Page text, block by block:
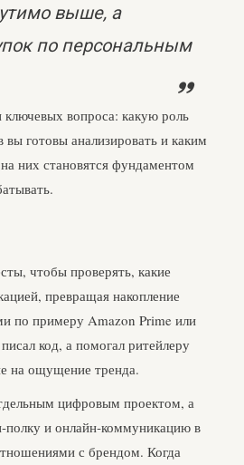
выше, а
по персональным
ключевых вопроса: какую роль
готовы анализировать и каким
них становятся фундаментом
чтобы проверять, какие
превращая накопление
по примеру Amazon Prime или
код, а помогал ритейлеру
на ощущение тренда.
цифровым проектом, а
и онлайн‑коммуникацию в
с брендом. Когда